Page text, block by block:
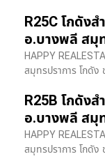
R25C โกดัง
อ.บางพลี สมุ
HAPPY
สมุทรปราการ โกดัง
R25B โกดังส
อ.บางพลี สมุ
HAPPY
สมุทรปราการ โกดัง